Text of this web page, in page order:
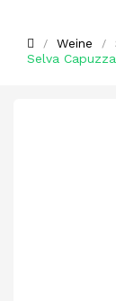
Weine
Selva